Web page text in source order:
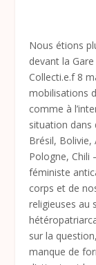
Nous étions
devant la
Collecti.e.f 8
mobilisations
comme à
situation dans
Brésil, Bolivie,
Pologne, Chili
féministe
corps et de
religieuses au
sur la
manque de